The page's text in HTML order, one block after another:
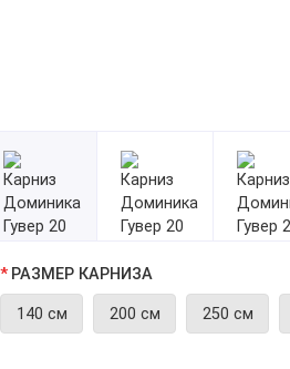
РАЗМЕР КАРНИЗА
140 см 200 см 250 см